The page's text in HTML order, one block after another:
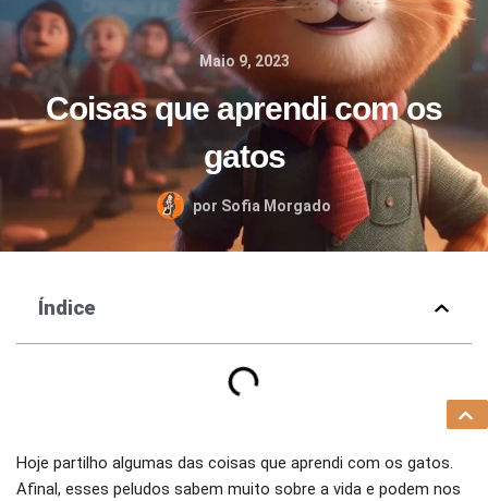
Maio 9, 2023
Coisas que aprendi com os
gatos
por Sofia Morgado
Índice
Hoje partilho algumas das coisas que aprendi com os gatos.
Afinal, esses peludos sabem muito sobre a vida e podem nos